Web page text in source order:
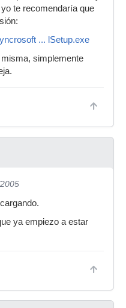
te recomendaría que
... lSetup.exe
simplemente
ya empiezo a estar